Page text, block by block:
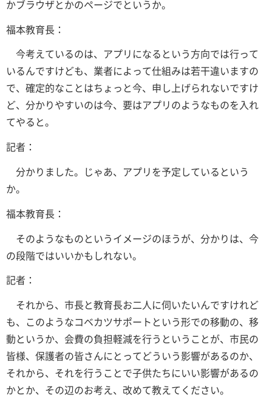
かブラウザとかのページでというか。
福本教育長：
今考えているのは、アプリになるという方向では行って
いるんですけども、業者によって仕組みは若干違いますの
で、確定的なことはちょっと今、申し上げられないですけ
ど、分かりやすいのは今、要はアプリのようなものを入れ
てやると。
記者：
分かりました。じゃあ、アプリを予定しているという
か。
福本教育長：
そのようなものというイメージのほうが、分かりは、今
の段階ではいいかもしれない。
記者：
それから、市長と教育長お二人に伺いたいんですけれど
も、このようなコベカツサポートという形での移動の、移
動というか、会費の負担軽減を行うということが、市民の
皆様、保護者の皆さんにとってどういう影響があるのか、
それから、それを行うことで子供たちにいい影響があるの
かとか、その辺のお考え、改めて教えてください。